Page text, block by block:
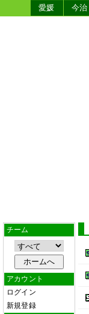
愛媛
今治
チーム
アカウント
ログイン
新規登録